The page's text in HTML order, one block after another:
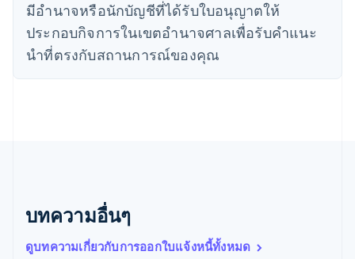
มีอํานาจหรือนักบัญชีที่ได้รับใบอนุญาตให้
ประกอบกิจการในเขตอํานาจศาลเพื่อรับคําแนะ
นําที่ตรงกับสถานการณ์ของคุณ
บทความอื่นๆ
ดูบทความเกี่ยวกับการออกใบแจ้งหนี้ทั้งหมด
日本語English
เดนมาร์ก
English
ไทย
ไทยEnglish
PortuguêsEnglish
English